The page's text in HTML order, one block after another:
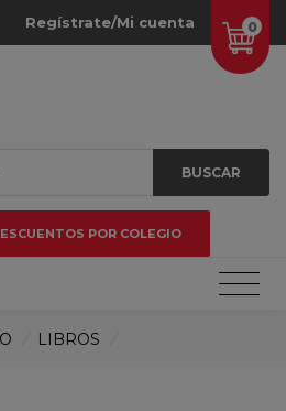
0
Regístrate/Mi cuenta
BUSCAR
POR COLEGIO
LIBROS